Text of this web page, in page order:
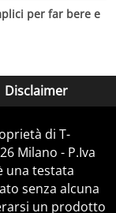
per far bere e
Disclaimer
di T-
Milano - P.Iva
una testata
senza alcuna
un prodotto